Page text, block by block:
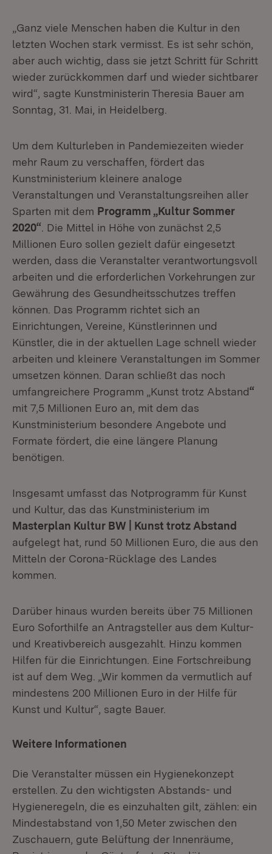
„Ganz viele Menschen haben die Kultur in den
letzten Wochen stark vermisst. Es ist sehr schön,
aber auch wichtig, dass sie jetzt Schritt für Schritt
wieder zurückkommen darf und wieder sichtbarer
wird“, sagte Kunstministerin Theresia Bauer am
Sonntag, 31. Mai, in Heidelberg.
Um dem Kulturleben in Pandemiezeiten wieder
mehr Raum zu verschaffen, fördert das
Kunstministerium kleinere analoge
Veranstaltungen und Veranstaltungsreihen aller
Sparten mit dem Programm „Kultur Sommer
2020“ . Die Mittel in Höhe von zunächst 2,5
Millionen Euro sollen gezielt dafür eingesetzt
werden, dass die Veranstalter verantwortungsvoll
arbeiten und die erforderlichen Vorkehrungen zur
Gewährung des Gesundheitsschutzes treffen
können. Das Programm richtet sich an
Einrichtungen, Vereine, Künstlerinnen und
Künstler, die in der aktuellen Lage schnell wieder
arbeiten und kleinere Veranstaltungen im Sommer
umsetzen können. Daran schließt das noch
umfangreichere Programm „Kunst trotz Abstand“
mit 7,5 Millionen Euro an, mit dem das
Kunstministerium besondere Angebote und
Formate fördert, die eine längere Planung
benötigen.
Insgesamt umfasst das Notprogramm für Kunst
und Kultur, das das Kunstministerium im
Masterplan Kultur BW | Kunst trotz Abstand
aufgelegt hat, rund 50 Millionen Euro, die aus den
Mitteln der Corona-Rücklage des Landes
kommen.
Darüber hinaus wurden bereits über 75 Millionen
Euro Soforthilfe an Antragsteller aus dem Kultur-
und Kreativbereich ausgezahlt. Hinzu kommen
Hilfen für die Einrichtungen. Eine Fortschreibung
ist auf dem Weg. „Wir kommen da vermutlich auf
mindestens 200 Millionen Euro in der Hilfe für
Kunst und Kultur“, sagte Bauer.
Weitere Informationen
Die Veranstalter müssen ein Hygienekonzept
erstellen. Zu den wichtigsten Abstands- und
Hygieneregeln, die es einzuhalten gilt, zählen: ein
Mindestabstand von 1,50 Meter zwischen den
Zuschauern, gute Belüftung der Innenräume,